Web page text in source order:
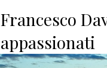
Francesco
appassionati